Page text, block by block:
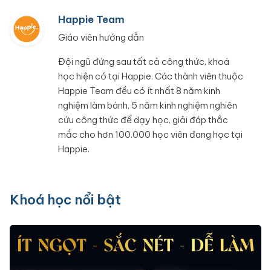
Happie Team
Giáo viên hướng dẫn
Đội ngũ đứng sau tất cả công thức, khoá
học hiện có tại Happie. Các thành viên thuộc
Happie Team đều có ít nhất 8 năm kinh
nghiệm làm bánh, 5 năm kinh nghiệm nghiên
cứu công thức để dạy học, giải đáp thắc
mắc cho hơn 100.000 học viên đang học tại
Happie.
Khoá học nổi bật